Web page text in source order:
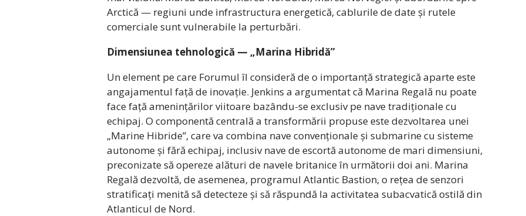
Arctică — regiuni unde infrastructura energetică, cablurile de date și rutele
comerciale sunt vulnerabile la perturbări.
Dimensiunea tehnologică — „Marina Hibridă”
Un element pe care Forumul îl consideră de o importanță strategică aparte este
angajamentul față de inovație. Jenkins a argumentat că Marina Regală nu poate
face față amenințărilor viitoare bazându-se exclusiv pe nave tradiționale cu
echipaj. O componentă centrală a transformării propuse este dezvoltarea unei
„Marine Hibride”, care va combina nave convenționale și submarine cu sisteme
autonome și fără echipaj, inclusiv nave de escortă autonome de mari dimensiuni,
preconizate să opereze alături de navele britanice în următorii doi ani. Marina
Regală dezvoltă, de asemenea, programul Atlantic Bastion, o rețea de senzori
stratificați menită să detecteze și să răspundă la activitatea subacvatică ostilă din
Atlanticul de Nord.